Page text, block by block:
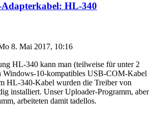
HL-340
8. Mai 2017, 10:16
HL-340 kann man (teilweise für unter 2
Windows-10-kompatibles USB-COM-Kabel
HL-340-Kabel wurden die Treiber von
installiert. Unser Uploader-Programm, aber
arbeiteten damit tadellos.